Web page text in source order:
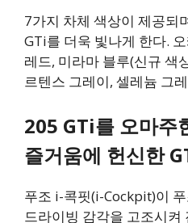
7가지 차체 색상이 제공되
GTi를 더욱 빛나게 한다.
레드, 미라마 블루(신규 색
르텐스 그레이, 셀레늄 그
205 GTi를 오마주
즐거움에 헌신한
푸조 i-콕핏(i-Cockpit)이
드라이빙 감각을 고조시